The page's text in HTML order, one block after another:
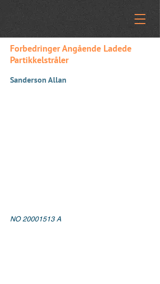
Forbedringer Angående Ladede
Partikkelstråler
Sanderson Allan
NO 20001513A